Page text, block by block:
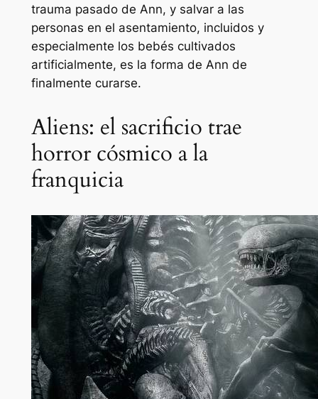
trauma pasado de Ann, y salvar a las
personas en el asentamiento, incluidos y
especialmente los bebés cultivados
artificialmente, es la forma de Ann de
finalmente curarse.
Aliens: el sacrificio trae
horror cósmico a la
franquicia